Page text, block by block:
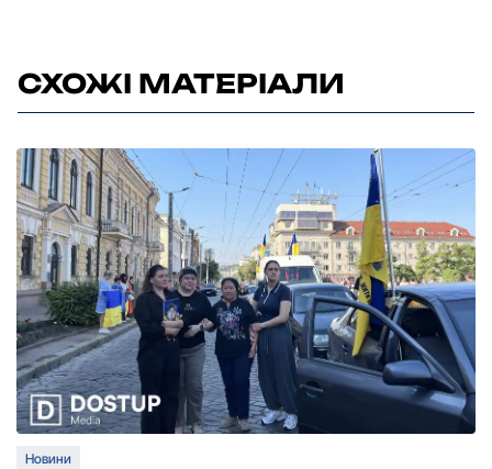
СХОЖІ МАТЕРІАЛИ
Новини